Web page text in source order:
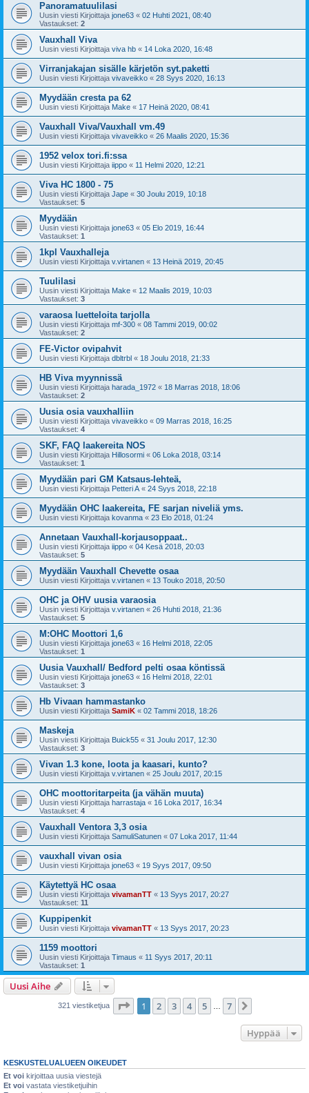
Panoramatuulilasi
Uusin viesti Kirjoittaja jone63 « 02 Huhti 2021, 08:40
Vastaukset: 2
Vauxhall Viva
Uusin viesti Kirjoittaja viva hb « 14 Loka 2020, 16:48
Virranjakajan sisälle kärjetön syt.paketti
Uusin viesti Kirjoittaja vivaveikko « 28 Syys 2020, 16:13
Myydään cresta pa 62
Uusin viesti Kirjoittaja Make « 17 Heinä 2020, 08:41
Vauxhall Viva/Vauxhall vm.49
Uusin viesti Kirjoittaja vivaveikko « 26 Maalis 2020, 15:36
1952 velox tori.fi:ssa
Uusin viesti Kirjoittaja iippo « 11 Helmi 2020, 12:21
Viva HC 1800 - 75
Uusin viesti Kirjoittaja Jape « 30 Joulu 2019, 10:18
Vastaukset: 5
Myydään
Uusin viesti Kirjoittaja jone63 « 05 Elo 2019, 16:44
Vastaukset: 1
1kpl Vauxhalleja
Uusin viesti Kirjoittaja v.virtanen « 13 Heinä 2019, 20:45
Tuulilasi
Uusin viesti Kirjoittaja Make « 12 Maalis 2019, 10:03
Vastaukset: 3
varaosa luetteloita tarjolla
Uusin viesti Kirjoittaja mf-300 « 08 Tammi 2019, 00:02
Vastaukset: 2
FE-Victor ovipahvit
Uusin viesti Kirjoittaja dbltrbl « 18 Joulu 2018, 21:33
HB Viva myynnissä
Uusin viesti Kirjoittaja harada_1972 « 18 Marras 2018, 18:06
Vastaukset: 2
Uusia osia vauxhalliin
Uusin viesti Kirjoittaja vivaveikko « 09 Marras 2018, 16:25
Vastaukset: 4
SKF, FAQ laakereita NOS
Uusin viesti Kirjoittaja Hillosormi « 06 Loka 2018, 03:14
Vastaukset: 1
Myydään pari GM Katsaus-lehteä,
Uusin viesti Kirjoittaja Petteri A « 24 Syys 2018, 22:18
Myydään OHC laakereita, FE sarjan niveliä yms.
Uusin viesti Kirjoittaja kovanma « 23 Elo 2018, 01:24
Annetaan Vauxhall-korjausoppaat..
Uusin viesti Kirjoittaja iippo « 04 Kesä 2018, 20:03
Vastaukset: 5
Myydään Vauxhall Chevette osaa
Uusin viesti Kirjoittaja v.virtanen « 13 Touko 2018, 20:50
OHC ja OHV uusia varaosia
Uusin viesti Kirjoittaja v.virtanen « 26 Huhti 2018, 21:36
Vastaukset: 5
M:OHC Moottori 1,6
Uusin viesti Kirjoittaja jone63 « 16 Helmi 2018, 22:05
Vastaukset: 1
Uusia Vauxhall/ Bedford pelti osaa köntissä
Uusin viesti Kirjoittaja jone63 « 16 Helmi 2018, 22:01
Vastaukset: 3
Hb Vivaan hammastanko
Uusin viesti Kirjoittaja SamiK « 02 Tammi 2018, 18:26
Maskeja
Uusin viesti Kirjoittaja Buick55 « 31 Joulu 2017, 12:30
Vastaukset: 3
Vivan 1.3 kone, loota ja kaasari, kunto?
Uusin viesti Kirjoittaja v.virtanen « 25 Joulu 2017, 20:15
OHC moottoritarpeita (ja vähän muuta)
Uusin viesti Kirjoittaja harrastaja « 16 Loka 2017, 16:34
Vastaukset: 4
Vauxhall Ventora 3,3 osia
Uusin viesti Kirjoittaja SamuliSatunen « 07 Loka 2017, 11:44
vauxhall vivan osia
Uusin viesti Kirjoittaja jone63 « 19 Syys 2017, 09:50
Käytettyä HC osaa
Uusin viesti Kirjoittaja vivamanTT « 13 Syys 2017, 20:27
Vastaukset: 11
Kuppipenkit
Uusin viesti Kirjoittaja vivamanTT « 13 Syys 2017, 20:23
1159 moottori
Uusin viesti Kirjoittaja Timaus « 11 Syys 2017, 20:11
Vastaukset: 1
Uusi Aihe
321 viestiketjua Sivu /7
1 2 3 4 5 7
Hyppää
KESKUSTELUALUEEN OIKEUDET
Et voi kirjoittaa uusia viestejä
Et voi vastata viestiketjuihin